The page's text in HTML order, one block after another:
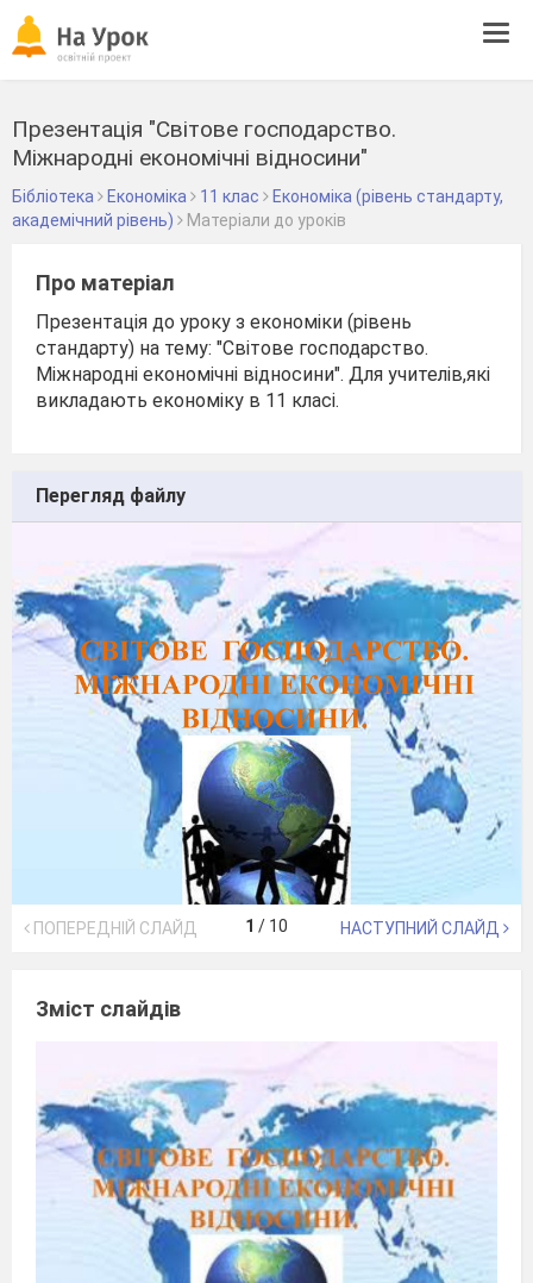
Презентація "Світове господарство.
Міжнародні економічні відносини"
Бібліотека Економіка 11 клас
Економіка (рівень стандарту,
академічний рівень)
Матеріали до уроків
Про матеріал
Презентація до уроку з економіки (рівень
стандарту) на тему: "Світове господарство.
Міжнародні економічні відносини". Для учителів,які
викладають економіку в 11 класі.
Перегляд файлу
ПОПЕРЕДНІЙ СЛАЙД 1 / 10 НАСТУПНИЙ СЛАЙД
Зміст слайдів